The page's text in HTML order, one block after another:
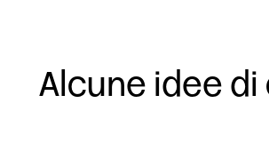
Alcune idee